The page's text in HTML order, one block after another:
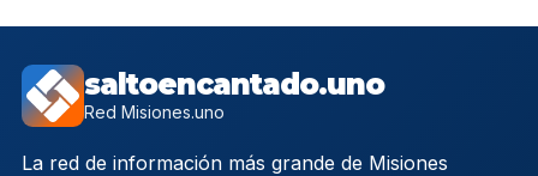
saltoencantado.uno
Red Misiones.uno
La red de información más grande de Misiones